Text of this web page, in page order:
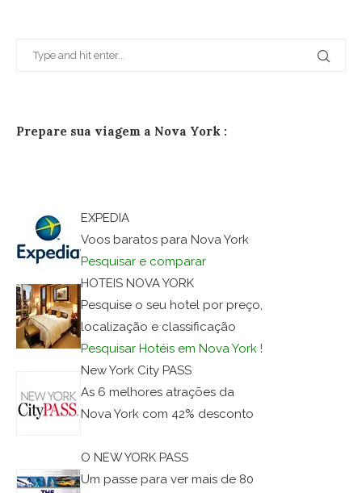
Prepare sua viagem a Nova York :
EXPEDIA
Voos baratos para Nova York
Pesquisar e comparar
HOTEIS NOVA YORK
Pesquise o seu hotel por preço,
localização e classificação
Pesquisar Hotéis em Nova York !
New York City PASS
As 6 melhores atrações da
Nova York com 42% desconto
O NEW YORK PASS
Um passe para ver mais de 80